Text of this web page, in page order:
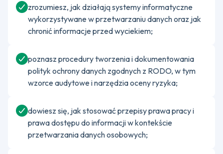
zrozumiesz, jak działają systemy informatyczne
wykorzystywane w przetwarzaniu danych oraz jak
chronić informacje przed wyciekiem;
poznasz procedury tworzenia i dokumentowania
polityk ochrony danych zgodnych z RODO, w tym
wzorce audytowe i narzędzia oceny ryzyka;
dowiesz się, jak stosować przepisy prawa pracy i
prawa dostępu do informacji w kontekście
przetwarzania danych osobowych;